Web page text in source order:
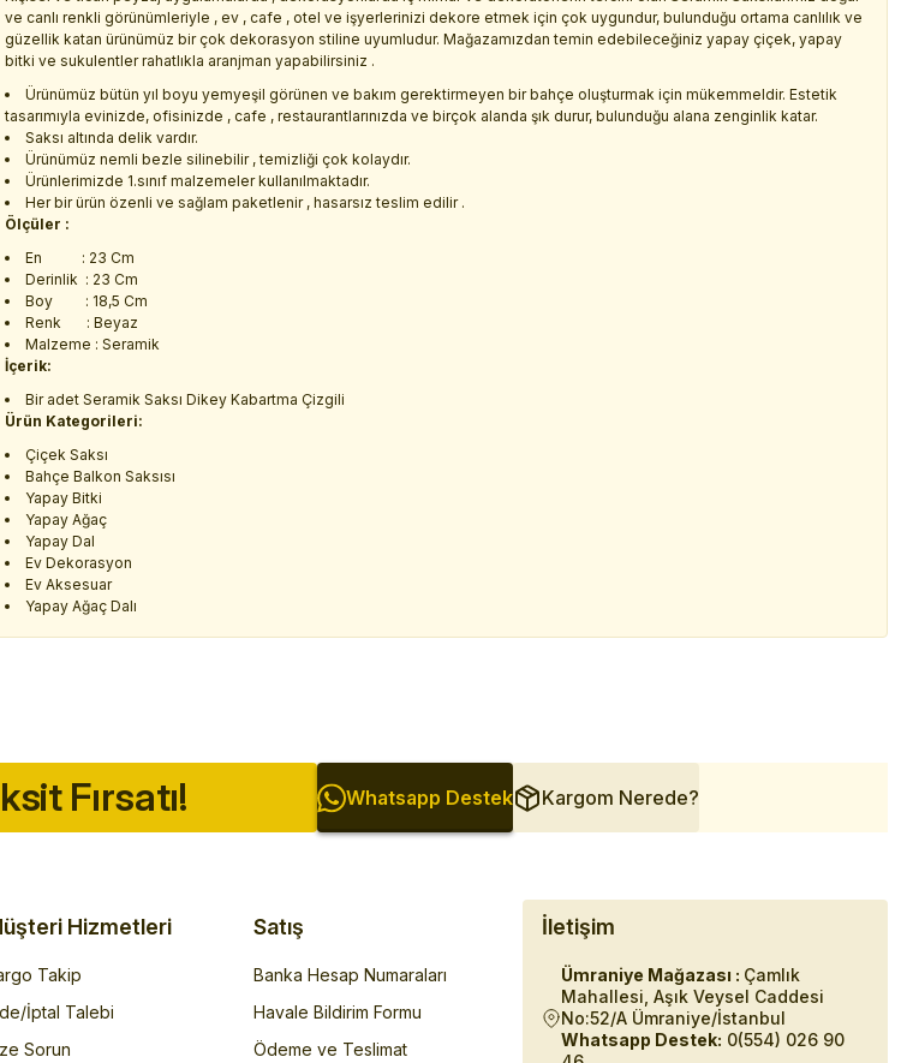
ve canlı renkli görünümleriyle , ev , cafe , otel ve işyerlerinizi dekore etmek için çok uygundur, bulunduğu ortama canlılık ve
güzellik katan ürünümüz bir çok dekorasyon stiline uyumludur. Mağazamızdan temin edebileceğiniz yapay çiçek, yapay
bitki ve sukulentler rahatlıkla aranjman yapabilirsiniz .
Ürünümüz bütün yıl boyu yemyeşil görünen ve bakım gerektirmeyen bir bahçe oluşturmak için mükemmeldir. Estetik
tasarımıyla evinizde, ofisinizde , cafe , restaurantlarınızda ve birçok alanda şık durur, bulunduğu alana zenginlik katar.
Saksı altında delik vardır.
Ürünümüz nemli bezle silinebilir , temizliği çok kolaydır.
Ürünlerimizde 1.sınıf malzemeler kullanılmaktadır.
Her bir ürün özenli ve sağlam paketlenir , hasarsız teslim edilir .
Ölçüler :
En : 23 Cm
Derinlik : 23 Cm
Boy : 18,5 Cm
Renk : Beyaz
Malzeme : Seramik
İçerik:
Bir adet Seramik Saksı Dikey Kabartma Çizgili
Ürün Kategorileri:
Çiçek Saksı
Bahçe Balkon Saksısı
Yapay Bitki
Yapay Ağaç
Yapay Dal
Ev Dekorasyon
Ev Aksesuar
Yapay Ağaç Dalı
Fırsatı! Whatsapp Destek Kargom Nerede?
Hizmetleri
Takip
İptal Talebi
Sorun
Satış
Banka Hesap Numaraları
Havale Bildirim Formu
Ödeme ve Teslimat
İletişim
Ümraniye Mağazası : Çamlık
Mahallesi, Aşık Veysel Caddesi
No:52/A Ümraniye/İstanbul
Whatsapp Destek: 0(554) 026 90